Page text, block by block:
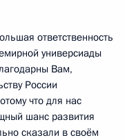
ответственность
универсиады
Вам,
России
что для нас
шанс развития
сказали в своём